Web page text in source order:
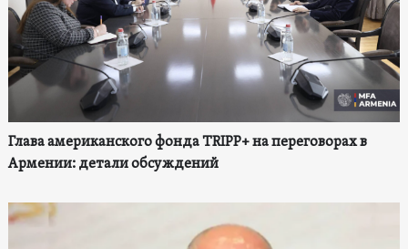
Глава американского фонда TRIPP+ на переговорах в
Армении: детали обсуждений